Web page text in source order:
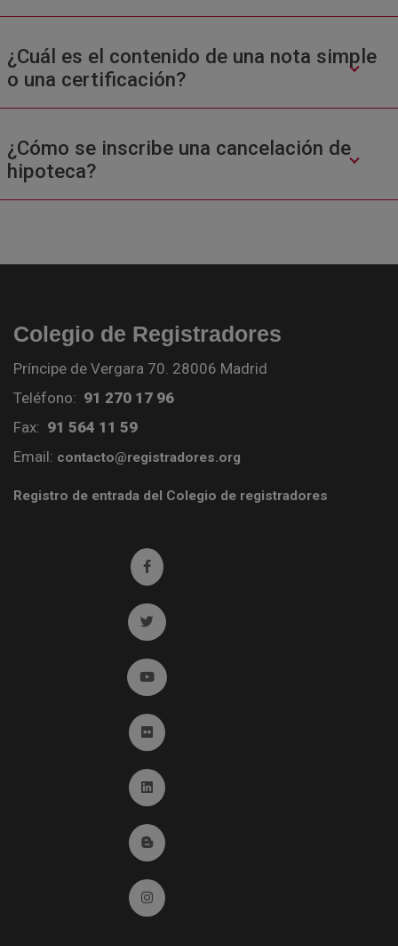
¿Cuál es el contenido de una nota simple
o una certificación?
¿Cómo se inscribe una cancelación de
hipoteca?
Colegio de Registradores
Príncipe de Vergara 70. 28006 Madrid
Teléfono: 91 270 17 96
Fax: 91 564 11 59
Email: contacto@registradores.org
Registro de entrada del Colegio de registradores
Ir a facebook (abre en ventana nueva)
Ir a twitter (abre en ventana nueva)
Ir a YouTube (abre en ventana nueva)
Ir a Flickr (abre en ventana nueva)
Ir a Linkedin (abre en ventana nueva)
Ir al Blog (abre en ventana nueva)
Ir a Instagram (abre en ventana nueva)